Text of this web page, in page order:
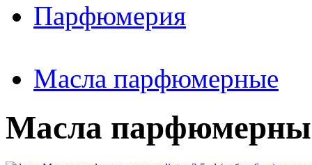
Парфюмерия
Масла парфюмерные
Масла